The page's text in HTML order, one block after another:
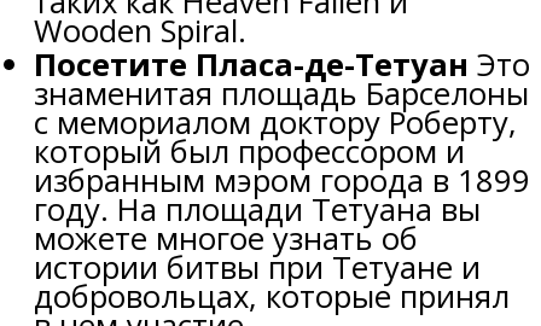
Wooden Spiral.
Посетите Пласа-де-Тетуан Это
знаменитая площадь Барселоны
с мемориалом доктору Роберту,
который был профессором и
избранным мэром города в 1899
году. На площади Тетуана вы
можете многое узнать об
истории битвы при Тетуане и
добровольцах, которые принял